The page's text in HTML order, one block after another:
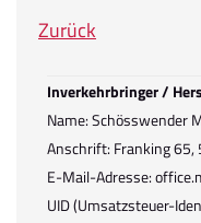
Zurück
Inverkehrbringer /
Name: Schösswender
Anschrift: Franking 65,
E-Mail-Adresse:
UID (Umsatzsteuer-